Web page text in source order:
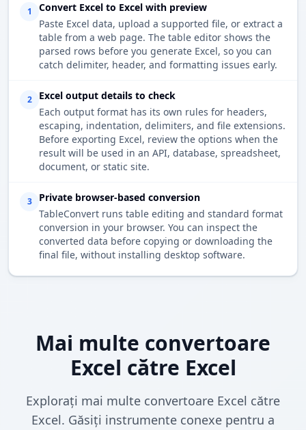
1
Convert Excel to Excel with preview
Paste Excel data, upload a supported file, or extract a
table from a web page. The table editor shows the
parsed rows before you generate Excel, so you can
catch delimiter, header, and formatting issues early.
2
Excel output details to check
Each output format has its own rules for headers,
escaping, indentation, delimiters, and file extensions.
Before exporting Excel, review the options when the
result will be used in an API, database, spreadsheet,
document, or static site.
3
Private browser-based conversion
TableConvert runs table editing and standard format
conversion in your browser. You can inspect the
converted data before copying or downloading the
final file, without installing desktop software.
Mai multe convertoare
Excel către Excel
Explorați mai multe convertoare Excel către
Excel. Găsiți instrumente conexe pentru a